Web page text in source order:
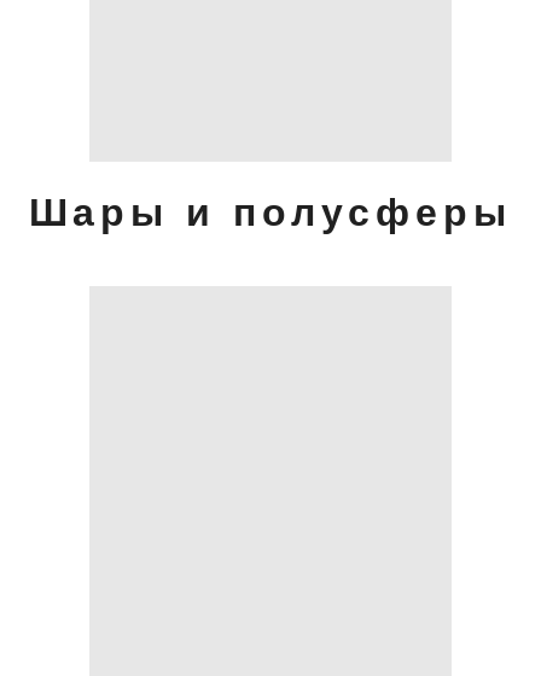
Шары и полусферы